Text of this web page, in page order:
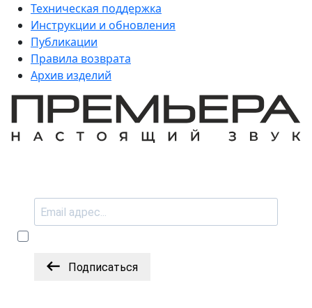
Техническая поддержка
Инструкции и обновления
Публикации
Правила возврата
Архив изделий
Подписаться